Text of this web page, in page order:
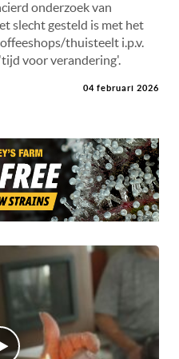
onderzoek van
slecht gesteld is met het
thuisteelt i.p.v.
voor verandering'.
04 februari 2026